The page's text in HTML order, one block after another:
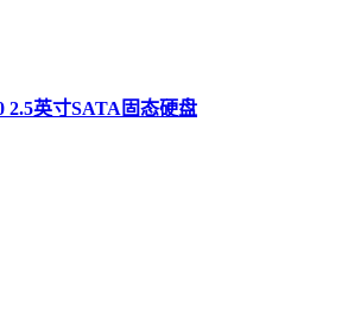
2.5英寸SATA固态硬盘